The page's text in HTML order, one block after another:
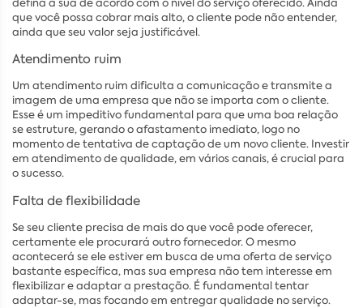
defina a sua de acordo com o nível do serviço oferecido. Ainda
que você possa cobrar mais alto, o cliente pode não entender,
ainda que seu valor seja justificável.
Atendimento ruim
Um atendimento ruim dificulta a comunicação e transmite a
imagem de uma empresa que não se importa com o cliente.
Esse é um impeditivo fundamental para que uma boa relação
se estruture, gerando o afastamento imediato, logo no
momento de tentativa de captação de um novo cliente. Investir
em atendimento de qualidade, em vários canais, é crucial para
o sucesso.
Falta de flexibilidade
Se seu cliente precisa de mais do que você pode oferecer,
certamente ele procurará outro fornecedor. O mesmo
acontecerá se ele estiver em busca de uma oferta de serviço
bastante específica, mas sua empresa não tem interesse em
flexibilizar e adaptar a prestação. É fundamental tentar
adaptar-se, mas focando em entregar qualidade no serviço.